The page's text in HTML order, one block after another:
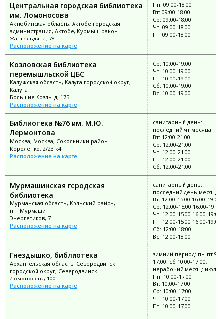
Центральная городская библиотека
им. Ломоносова
Актюбинская область, Актобе городская
администрация, Актобе, Курмыш район
Жангельдина, 78
Расположение на карте
Пн: 09:00-18:00
Вт: 09:00-18:00
Ср: 09:00-18:00
Чт: 09:00-18:00
Пт: 09:00-18:00
Козловская библиотека
перемышльской ЦБС
Калужская область, Калуга городской округ,
Калуга
Большие Козлы д, 17Б
Расположение на карте
Ср: 10:00-19:00
Чт: 10:00-19:00
Пт: 10:00-19:00
Сб: 10:00-19:00
Вс: 10:00-19:00
Библиотека №76 им. М.Ю.
Лермонтова
Москва, Москва, Сокольники район
Короленко, 2/23 к4
Расположение на карте
санитарный день:
последний чт месяца
Вт: 12:00-21:00
Ср: 12:00-21:00
Чт: 12:00-21:00
Пт: 12:00-21:00
Сб: 12:00-21:00
Мурмашинская городская
библиотека
Мурманская область, Кольский район,
пгт Мурмаши
Энергетиков, 7
Расположение на карте
санитарный день:
последний день месяца
Вт: 12:00-15:00 16:00-19:00
Ср: 12:00-15:00 16:00-19:00
Чт: 12:00-15:00 16:00-19:00
Пт: 12:00-15:00 16:00-19:00
Сб: 12:00-18:00
Вс: 12:00-18:00
Гнездышко, библиотека
Архангельская область, Северодвинск
городской округ, Северодвинск
Ломоносова, 100
Расположение на карте
зимний период: пн-пт
17:00; сб 10:00-17:00;
нерабочий месяц: июль
Пн: 10:00-17:00
Вт: 10:00-17:00
Ср: 10:00-17:00
Чт: 10:00-17:00
Пт: 10:00-17:00